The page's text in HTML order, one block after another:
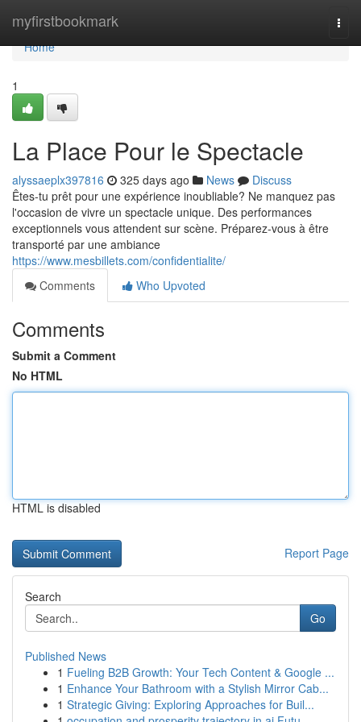
myfirstbookmark
Home
Home
1
La Place Pour le Spectacle
alyssaeplx397816 325 days ago News
Discuss
Êtes-tu prêt pour une expérience inoubliable? Ne manquez pas
l'occasion de vivre un spectacle unique. Des performances
exceptionnels vous attendent sur scène. Préparez-vous à être
transporté par une ambiance
https://www.mesbillets.com/confidentialite/
Comments
Who Upvoted
Comments
Submit a Comment
No HTML
HTML is disabled
Report Page
Search
Go
Published News
1 Fueling B2B Growth: Your Tech Content & Google ...
1 Enhance Your Bathroom with a Stylish Mirror Cab...
1 Strategic Giving: Exploring Approaches for Buil...